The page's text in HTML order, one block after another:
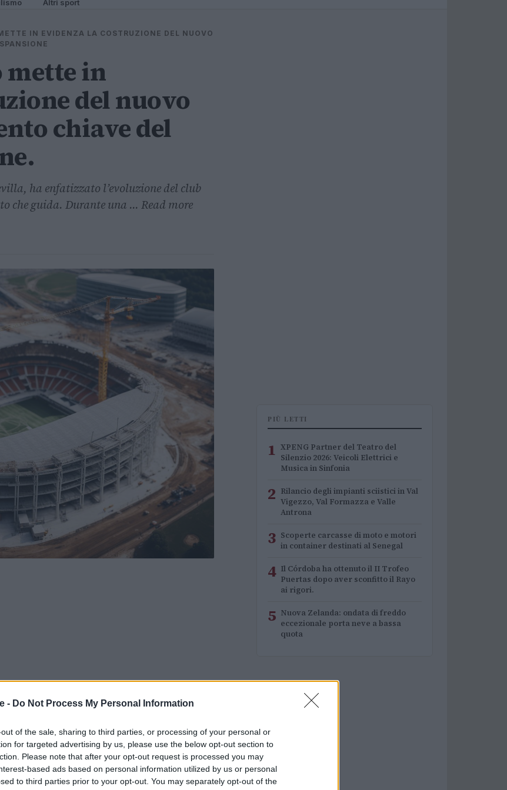
- Do Not Process My Personal Information
of the sale, sharing to third parties, or processing of your personal or
for targeted advertising by us, please use the below opt-out section to
Please note that after your opt-out request is processed you may
based ads based on personal information utilized by us or personal
to third parties prior to your opt-out. You may separately opt-out of the
Altri sport
IN EVIDENZA LA COSTRUZIONE DEL NUOVO
mette in
del nuovo
chiave del
ha enfatizzato l’evoluzione del club
che guida. Durante una ... Read more
PIÙ LETTI
1 XPENG Partner del Teatro del
Silenzio 2026: Veicoli Elettrici e
Musica in Sinfonia
2 Rilancio degli impianti sciistici in Val
Vigezzo, Val Formazza e Valle
Antrona
3 Scoperte carcasse di moto e motori
in container destinati al Senegal
4 Il Córdoba ha ottenuto il II Trofeo
Puertas dopo aver sconfitto il Rayo
ai rigori.
5 Nuova Zelanda: ondata di freddo
eccezionale porta neve a bassa
quota